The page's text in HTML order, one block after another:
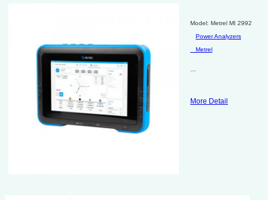
Model: Metrel MI 2992
Power Analyzers
Metrel
...
More Detail